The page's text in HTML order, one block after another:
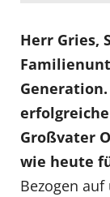
Herr Gries,
Großvater
wie heute
Bezogen